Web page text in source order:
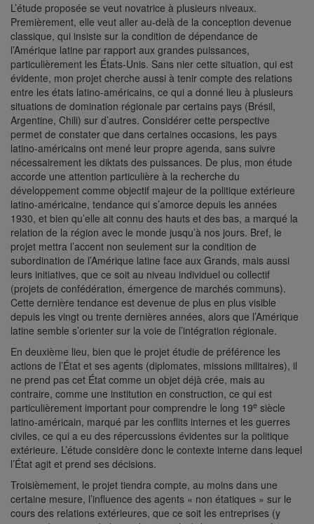
L’étude proposée se veut novatrice à plusieurs niveaux.
Premièrement, elle veut aller au-delà de la conception devenue
classique, qui insiste sur la condition de dépendance de
l’Amérique latine par rapport aux grandes puissances,
particulièrement les États-Unis. Sans nier cette situation, qui est
évidente, mon projet cherche aussi à tenir compte des relations
entre les états latino-américains, ce qui a donné lieu à plusieurs
situations de domination régionale par certains pays (Brésil,
Argentine, Chili) sur d’autres. Considérer cette perspective
permet de constater que dans certaines occasions, les pays
latino-américains ont mené leur propre agenda, sans suivre
nécessairement les diktats des puissances. De plus, mon étude
accorde une attention particulière à la recherche du
développement comme objectif majeur de la politique extérieure
latino-américaine, tendance qui s’amorce depuis les années
1930, et bien qu’elle ait connu des hauts et des bas, a marqué la
relation de la région avec le monde jusqu’à nos jours. Bref, le
projet mettra l’accent non seulement sur la condition de
subordination de l’Amérique latine face aux Grands, mais aussi
leurs initiatives, que ce soit au niveau individuel ou collectif
(projets de confédération, émergence de marchés communs).
Cette dernière tendance est devenue de plus en plus visible
depuis les vingt ou trente dernières années, alors que l’Amérique
latine semble s’orienter sur la voie de l’intégration régionale.
En deuxième lieu, bien que le projet étudie de préférence les
actions de l’État et ses agents (diplomates, missions militaires), il
ne prend pas cet État comme un objet déjà crée, mais au
contraire, comme une institution en construction, ce qui est
particulièrement important pour comprendre le long 19e siècle
latino-américain, marqué par les conflits internes et les guerres
civiles, ce qui a eu des répercussions évidentes sur la politique
extérieure. L’étude considère donc le contexte interne dans lequel
l’État agit et prend ses décisions.
Troisièmement, le projet tiendra compte, au moins dans une
certaine mesure, l’influence des agents « non étatiques » sur le
cours des relations extérieures, que ce soit les entreprises (y